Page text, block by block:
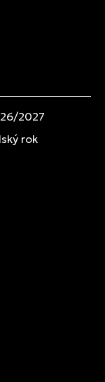
2027
rok